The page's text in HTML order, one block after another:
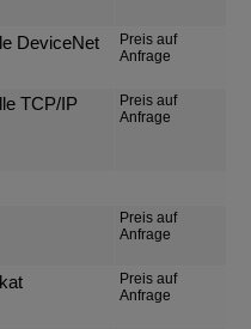
DeviceNet
Preis auf
Anfrage
TCP/IP
Preis auf
Anfrage
Preis auf
Anfrage
Preis auf
Anfrage